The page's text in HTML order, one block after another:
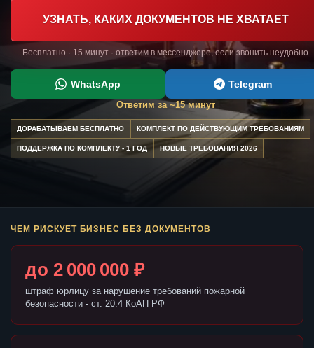
УЗНАТЬ, КАКИХ ДОКУМЕНТОВ НЕ ХВАТАЕТ
Бесплатно · 15 минут · ответим в мессенджере, если звонить неудобно
WhatsApp Telegram
Ответим за ~15 минут
ДОРАБАТЫВАЕМ БЕСПЛАТНО КОМПЛЕКТ ПО ДЕЙСТВУЮЩИМ ТРЕБОВАНИЯМ
ПОДДЕРЖКА ПО КОМПЛЕКТУ - 1 ГОД НОВЫЕ ТРЕБОВАНИЯ 2026
ЧЕМ РИСКУЕТ БИЗНЕС БЕЗ ДОКУМЕНТОВ
до 2 000 000 ₽
штраф юрлицу за нарушение требований пожарной
безопасности - ст. 20.4 КоАП РФ